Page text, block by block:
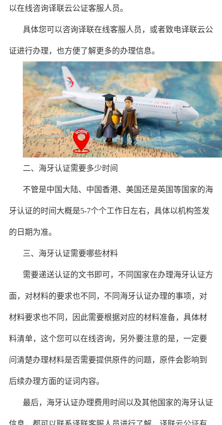
以在线咨询译联云公证客服人员。
具体您可以咨询译联在线客服人员，或者致电译联云公
证进行办理，也方便了解更多的办理信息。
二、海牙认证需要多少时间
不管是中国大陆、中国香港、美国还是英国等国家的海
牙认证的时间大概是5-7个个工作日左右，具体以机构签发
的日期为准。
三、海牙认证需要哪些材料
需要递送认证的文书即可，不同国家在办理海牙认证方
面，对材料的要求也不同，不同海牙认证办理的事项，对
材料要求也不同，因此需要根据对应的材料准备，具体材
料清单，这个您可以在线咨询，另外要注意的是，一定要
问清楚办理材料是否需要提供原件的问题，原件会影响到
后续办理方面的证词内容。
最后，海牙认证办理费用时间以及其他国家的海牙认证